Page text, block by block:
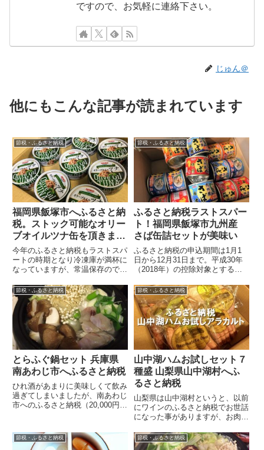
ですので、お気軽に連絡下さい。
じゅん＠
他にもこんな記事が読まれています
節税・ふるさと納税
福岡県飯塚市へふるさと納
税。ストック可能なオリー
ブオイルツナ缶を頂きまし
た。
今年のふるさと納税もラストスパ
ートの時期となり冷凍庫が満杯に
なっていますが、常温保存のでき
岡県飯塚市へ10,000円のふるさと
納税...
節税・ふるさと納税
ふるさと納税ラストスパー
ト！福岡県飯塚市九州産
さば缶詰セットが美味い
ふるさと納税の申込期間は1月1
日から12月31日まで。平成30年
（2018年）の控除対象とするた
終わっている必要があります。そ
ろそ...
節税・ふるさと納税
とらふぐ鍋セット 兵庫県
南あわじ市へふるさと納税
ひれ酒があまりに美味しくて飲み
過ぎてしまいましたが、南あわじ
市へのふるさと納税（20,000円）
前）」...
節税・ふるさと納税
山中湖ハムお試しセット７
種盛 山梨県山中湖村へふ
るさと納税
山梨県は山中湖村というと、以前
にワインのふるさと納税でお世話
になった事がありますが、お肉も
村への10,000円のふるさと納税の
返礼...
節税・ふるさと納税 節税・ふるさと納税